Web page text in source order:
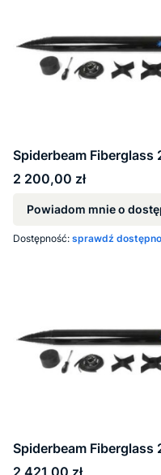
Spiderbeam Fiberglass
Cena
2 200,00 zł
Powiadom mnie o
Dostępność: sprawdź
Spiderbeam Fiberglass
Cena
2 421,00 zł